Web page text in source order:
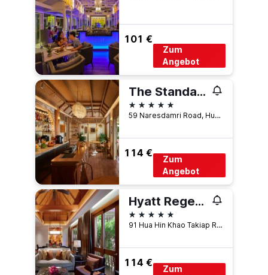
101 €
Zum
Angebot
The Standard, Hua Hin
5 Sterne
59 Naresdamri Road, Hua Hin, Hua Hin, Thailand
114 €
Zum
Angebot
Hyatt Regency Hua Hin
5 Sterne
91 Hua Hin Khao Takiap Road, Hua Hin, Thailand
114 €
Zum